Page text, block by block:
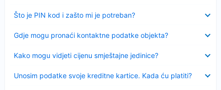
Što je PIN kod i zašto mi je potreban?
Sažeto
Gdje mogu pronaći kontaktne podatke objekta?
Kako mogu vidjeti cijenu smještajne jedinice?
Unosim podatke svoje kreditne kartice. Kada ću platiti?